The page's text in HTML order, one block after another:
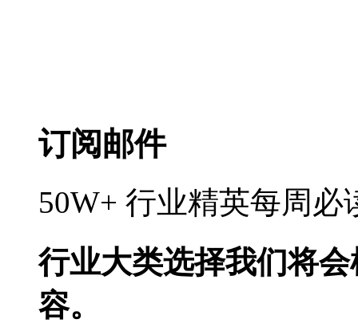
订阅邮件
50W+ 行业精英每周
行业大类选择我们将
容。